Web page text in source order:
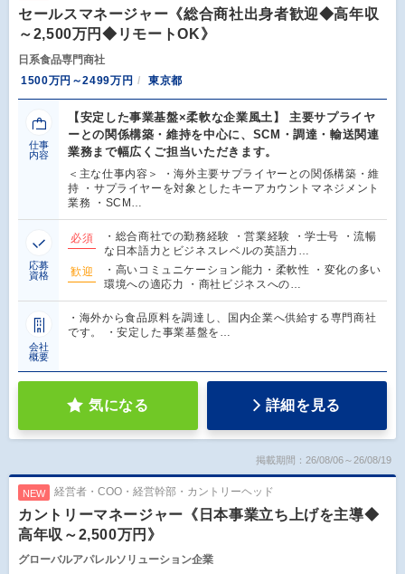
セールスマネージャー《総合商社出身者歓迎◆高年収
～2,500万円◆リモートOK》
日系食品専門商社
1500万円～2499万円
東京都
仕事
内容
【安定した事業基盤×柔軟な企業風土】 主要サプライヤ
ーとの関係構築・維持を中心に、SCM・調達・輸送関連
業務まで幅広くご担当いただきます。
＜主な仕事内容＞ ・海外主要サプライヤーとの関係構築・維
持 ・サプライヤーを対象としたキーアカウントマネジメント
業務 ・SCM…
応募
資格
必須
・総合商社での勤務経験 ・営業経験 ・学士号 ・流暢
な日本語力とビジネスレベルの英語力…
歓迎
・高いコミュニケーション能力・柔軟性 ・変化の多い
環境への適応力 ・商社ビジネスへの…
会社
概要
・海外から食品原料を調達し、国内企業へ供給する専門商社
です。 ・安定した事業基盤を…
気になる 詳細を見る
掲載期間：26/08/06～26/08/19
NEW 経営者・COO・経営幹部・カントリーヘッド
カントリーマネージャー《日本事業立ち上げを主導◆
高年収～2,500万円》
グローバルアパレルソリューション企業